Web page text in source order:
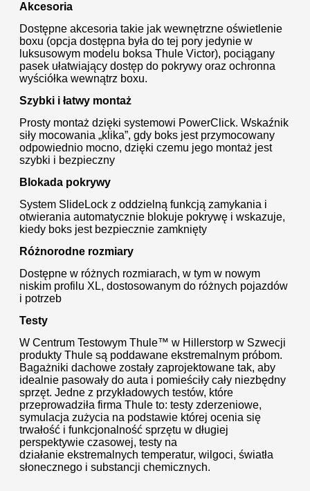
Akcesoria
Dostępne akcesoria takie jak wewnętrzne oświetlenie
boxu (opcja dostępna była do tej pory jedynie w
luksusowym modelu boksa Thule Victor), pociągany
pasek ułatwiający dostęp do pokrywy oraz ochronna
wyściółka wewnątrz boxu.
Szybki i łatwy montaż
Prosty montaż dzięki systemowi PowerClick. Wskaźnik
siły mocowania „klika”, gdy boks jest przymocowany
odpowiednio mocno, dzięki czemu jego montaż jest
szybki i bezpieczny
Blokada pokrywy
System SlideLock z oddzielną funkcją zamykania i
otwierania automatycznie blokuje pokrywę i wskazuje,
kiedy boks jest bezpiecznie zamknięty
Różnorodne rozmiary
Dostępne w różnych rozmiarach, w tym w nowym
niskim profilu XL, dostosowanym do różnych pojazdów
i potrzeb
Testy
W Centrum Testowym Thule™ w Hillerstorp w Szwecji
produkty Thule są poddawane ekstremalnym próbom.
Bagażniki dachowe zostały zaprojektowane tak, aby
idealnie pasowały do auta i pomieściły cały niezbędny
sprzęt. Jedne z przykładowych testów, które
przeprowadziła firma Thule to: testy zderzeniowe,
symulacja zużycia na podstawie której ocenia się
trwałość i funkcjonalność sprzętu w długiej
perspektywie czasowej, testy na
działanie ekstremalnych temperatur, wilgoci, światła
słonecznego i substancji chemicznych.